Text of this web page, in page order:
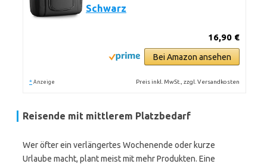
Schwarz
16,90 €
Bei Amazon ansehen
* Anzeige Preis inkl. MwSt., zzgl. Versandkosten
Reisende mit mittlerem Platzbedarf
Wer öfter ein verlängertes Wochenende oder kurze
Urlaube macht, plant meist mit mehr Produkten. Eine